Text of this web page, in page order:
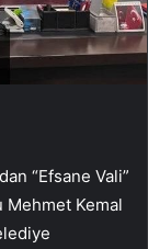
“Efsane Vali”
Mehmet Kemal